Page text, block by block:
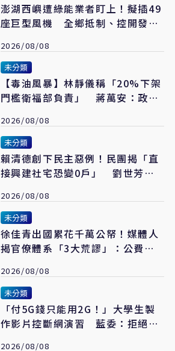
澎湖西嶼遭綠能業者盯上！擬插49
座巨型風機 全鄉抵制、控開發商
2026/08/08
未分類
【毒油風暴】林靜儀稱「20%下架
門檻衛福部負責」 蔣萬安：政院
2026/08/08
未分類
賴清德創下民主惡例！民團揭「直
接興建社宅恐變0戶」 劉世芳
2026/08/08
未分類
徐佳青出國累花千萬公帑！媒體人
揭官僚體系「3大荒謬」：公費考
2026/08/08
未分類
「付5G錢只能用2G！」大學生製
作影片控斷網演習 藍委：拒絕假
2026/08/08